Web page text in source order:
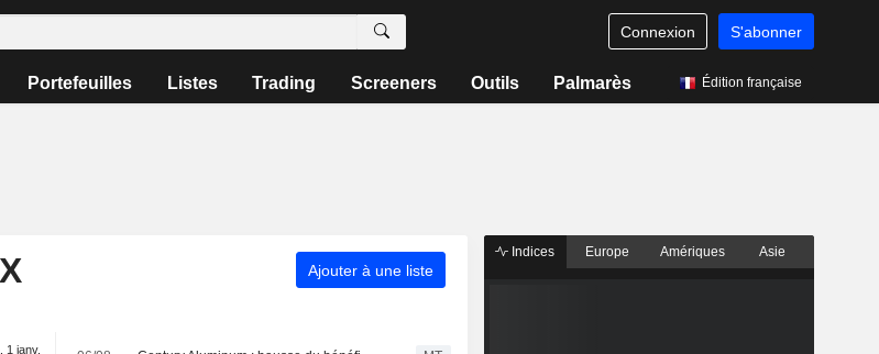
Connexion S'abonner
Portefeuilles Listes Trading Screeners Outils Palmarès Édition française
Ajouter à une liste
1 janv.
Indices Europe Amériques Asie